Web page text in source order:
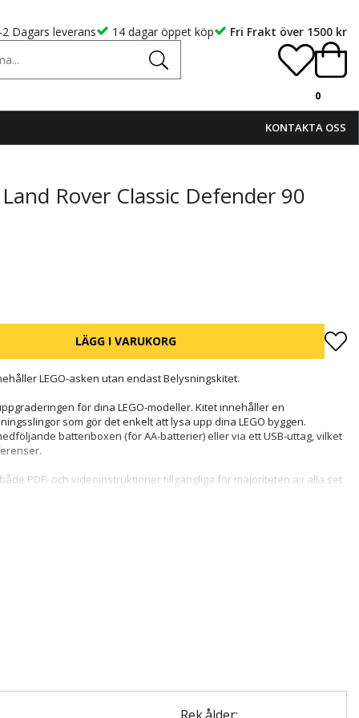
Dagars leverans 14 dagar öppet köp Fri Frakt över 1500 kr
0
KONTAKTA OSS
Rover Classic Defender 90
LÄGG I VARUKORG
LEGO-asken utan endast Belysningskitet.
för dina LEGO-modeller. Kitet innehåller en
som gör det enkelt att lysa upp dina LEGO byggen.
batteriboxen (för AA-batterier) eller via ett USB-uttag, vilket
PDF- och videoinstruktioner tillgängliga för majoriteten av alla set